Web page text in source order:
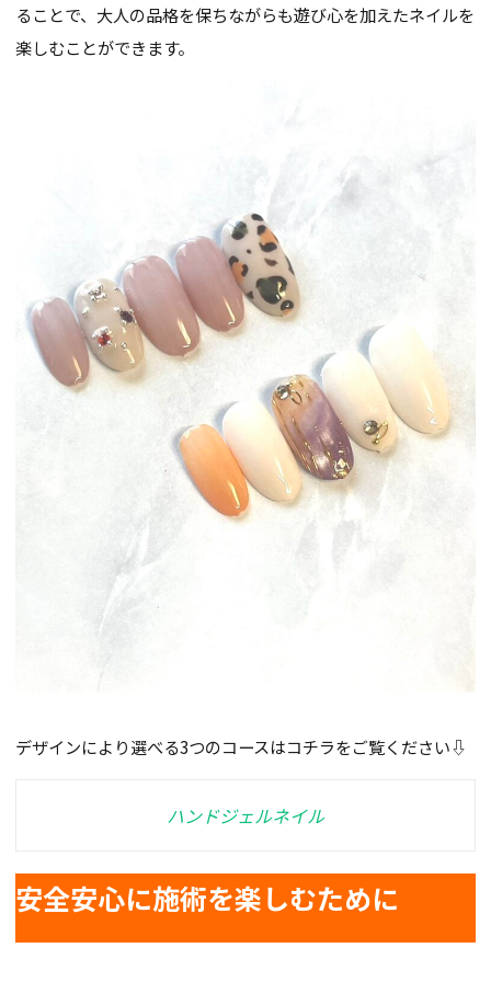
ることで、大人の品格を保ちながらも遊び心を加えたネイルを
楽しむことができます。
デザインにより選べる3つのコースはコチラをご覧ください⇩
ハンドジェルネイル
安全安心に施術を楽しむために